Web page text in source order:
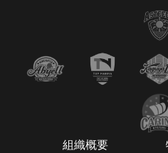
組織概要